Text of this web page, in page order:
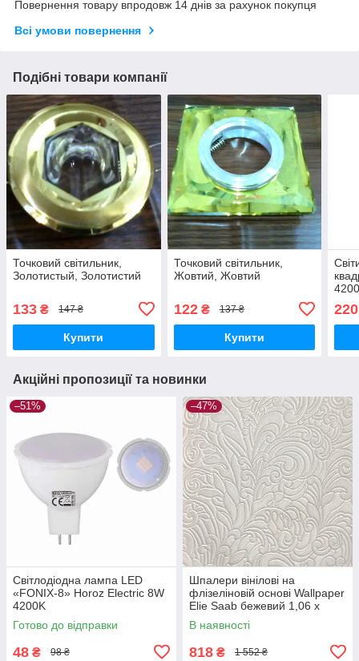
Повернення товару впродовж 14 днів за рахунок покупця
Всі умови повернення
Подібні товари компанії
Точковий світильник,
Золотистый, Золотистий
133 ₴ 147 ₴
Купити
Точковий світильник,
Жовтий, Жовтий
122₴ 137 ₴
Купити
220
Акційні пропозиції та новинки
–51%
Світлодіодна лампа LED
«FONIX-8» Horoz Electric 8W
4200K
Готово до відправки
48 ₴ 98 ₴
–47%
Шпалери вінілові на
флізеліновій основі Wallpaper
Elie Saab бежевий 1,06 х
10,05м (Z64802)
В наявності
818 ₴ 1 552 ₴